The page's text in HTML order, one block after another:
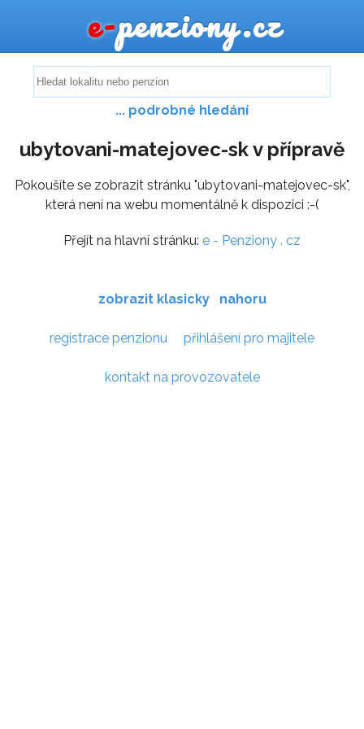
e-penziony.cz
... podrobné hledání
ubytovani-matejovec-sk v přípravě
Pokoušíte se zobrazit stránku "ubytovani-matejovec-sk",
která není na webu momentálně k dispozici :-(
Přejít na hlavní stránku: e - Penziony . cz
zobrazit klasicky nahoru
registrace penzionu přihlášení pro majitele
kontakt na provozovatele